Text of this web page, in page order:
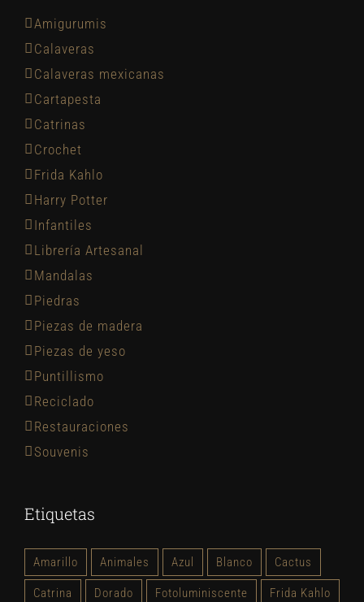
Amigurumis
Calaveras
Calaveras mexicanas
Cartapesta
Catrinas
Crochet
Frida Kahlo
Harry Potter
Infantiles
Librería Artesanal
Mandalas
Piedras
Piezas de madera
Piezas de yeso
Puntillismo
Reciclado
Restauraciones
Souvenis
Etiquetas
Amarillo Animales Azul Blanco Cactus
Catrina Dorado Fotoluminiscente Frida Kahlo